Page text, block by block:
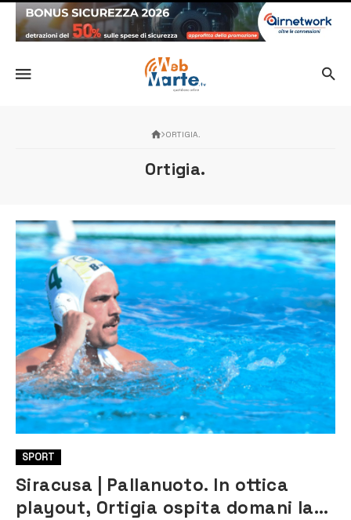
ORTIGIA.
Ortigia.
SPORT
Siracusa | Pallanuoto. In ottica
playout, Ortigia ospita domani la